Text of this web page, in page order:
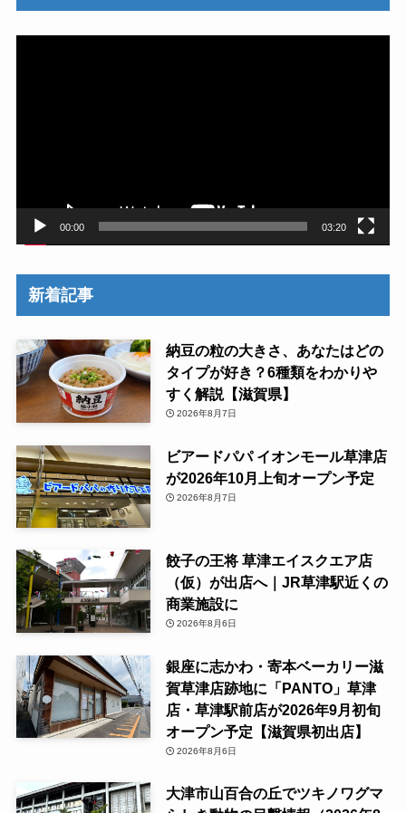
00:00 03:20
新着記事
納豆の粒の大きさ、あなたはどの
タイプが好き？6種類をわかりや
すく解説【滋賀県】
2026年8月7日
ビアードパパ イオンモール草津店
が2026年10月上旬オープン予定
2026年8月7日
餃子の王将 草津エイスクエア店
（仮）が出店へ｜JR草津駅近くの
商業施設に
2026年8月6日
銀座に志かわ・寄本ベーカリー滋
賀草津店跡地に「PANTO」草津
店・草津駅前店が2026年9月初旬
オープン予定【滋賀県初出店】
2026年8月6日
大津市山百合の丘でツキノワグマ